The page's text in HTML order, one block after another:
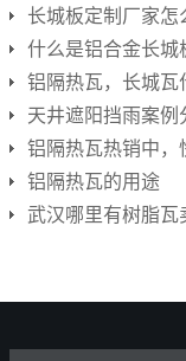
长城板定制厂家怎
什么是铝合金长
铝隔热瓦，长城瓦
天井遮阳挡雨案
铝隔热瓦热销中，
铝隔热瓦的用途
武汉哪里有树脂瓦